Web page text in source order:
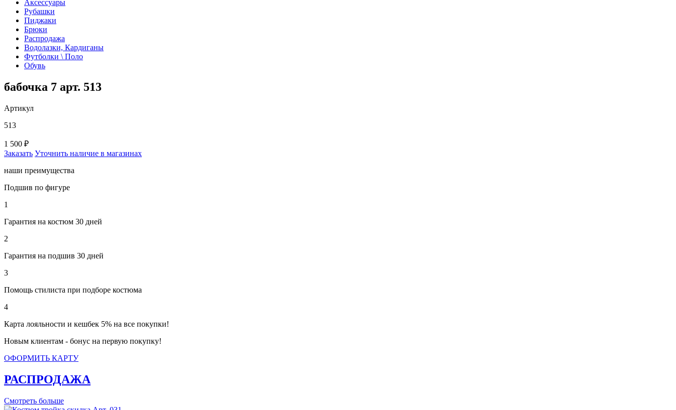
Аксессуары
Рубашки
Пиджаки
Брюки
Распродажа
Водолазки, Кардиганы
Футболки \ Поло
Обувь
бабочка 7 арт. 513
Артикул
513
1 500 ₽
Заказать Уточнить наличие в магазинах
наши преимущества
Подшив по фигуре
1
Гарантия на костюм 30 дней
2
Гарантия на подшив 30 дней
3
Помощь стилиста при подборе костюма
4
Карта лояльности и кешбек 5% на все покупки!
Новым клиентам - бонус на первую покупку!
ОФОРМИТЬ КАРТУ
РАСПРОДАЖА
Смотреть больше